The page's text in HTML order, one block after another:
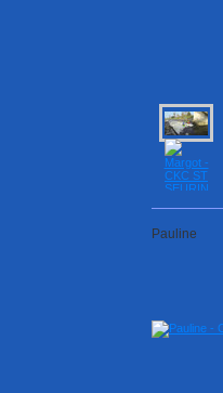
Pauline